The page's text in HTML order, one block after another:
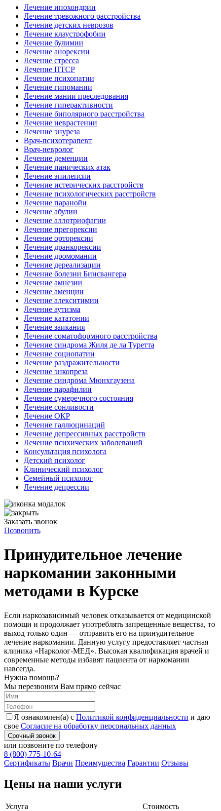
Лечение ипохондрии
Лечение тревожного расстройства
Лечение детских неврозов
Лечение клаустрофобии
Лечение булимии
Лечение анорексии
Лечение стресса
Лечение ПТСР
Лечение психопатии
Лечение гипомании
Лечение мании преследования
Лечение гиперактивности
Лечение биполярного расстройства
Лечение неврастении
Лечение энуреза
Врач-психотерапевт
Врач-невролог
Лечение деменции
Лечение панических атак
Лечение эпилепсии
Лечение истерических расстройств
Лечение психологических расстройств
Лечение паранойи
Лечение абулии
Лечение аллотриофагии
Лечение прегорексии
Лечение орторексии
Лечение дранкорексии
Лечение дромомании
Лечение дереализации
Лечение болезни Бинсвангера
Лечение амнезии
Лечение аменции
Лечение алекситимии
Лечение аутизма
Лечение кататонии
Лечение заикания
Лечение соматоформного расстройства
Лечение синдрома Жиля де ла Туретта
Лечение социопатии
Лечение раздражительности
Лечение энкопреза
Лечение синдрома Мюнхгаузена
Лечение парафилии
Лечение сумеречного состояния
Лечение сонливости
Лечение ОКР
Лечение галлюцинаций
Лечение депрессивных расстройств
Лечение психических заболеваний
Консультация психолога
Детский психолог
Клинический психолог
Семейный психолог
Лечение депрессии
Заказать звонок
Позвонить
Принудительное лечение
наркомании законными
методами в Курске
Если наркозависимый человек отказывается от медицинской
помощи и продолжает употреблять запрещенные вещества, то
выход только один — отправить его на принудительное
лечение наркомании. Данную услугу предоставляет частная
клиника «Нарколог-МЕД». Высокая квалификация врачей и
современные методы избавят пациента от наркомании
навсегда.
Нужна помощь?
Мы перезвоним Вам прямо сейчас
Я ознакомлен(а) с Политикой конфиденциальности и даю
свое Согласие на обработку персональных данных
Срочный звонок
или позвоните по телефону
8 (800) 775-10-64
Cертификаты Врачи Преимущества Гарантии Отзывы
Цены на наши услуги
Услуга
Стоимость